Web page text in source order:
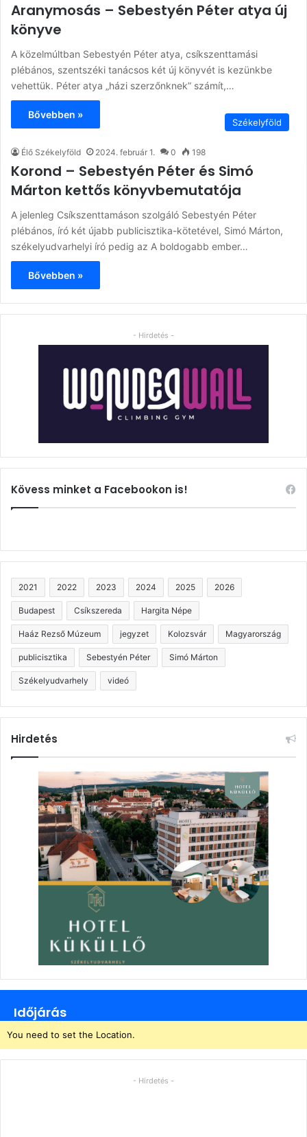
Aranymosás – Sebestyén Péter atya új
könyve
A közelmúltban Sebestyén Péter atya, csíkszenttamási
plébános, szentszéki tanácsos két új könyvét is kezünkbe
vehettük. Péter atya „házi szerzőnknek” számít,…
Bővebben »
Székelyföld
Élő Székelyföld 2024. február 1. 0 198
Korond – Sebestyén Péter és Simó
Márton kettős könyvbemutatója
A jelenleg Csíkszenttamáson szolgáló Sebestyén Péter
plébános, író két újabb publicisztika-kötetével, Simó Márton,
székelyudvarhelyi író pedig az A boldogabb ember…
Bővebben »
- Hirdetés -
Kövess minket a Facebookon is!
2021 2022 2023 2024 2025 2026
Budapest Csíkszereda Hargita Népe
Haáz Rezső Múzeum jegyzet Kolozsvár Magyarország
publicisztika Sebestyén Péter Simó Márton
Székelyudvarhely videó
Hirdetés
Időjárás
You need to set the Location.
- Hirdetés -